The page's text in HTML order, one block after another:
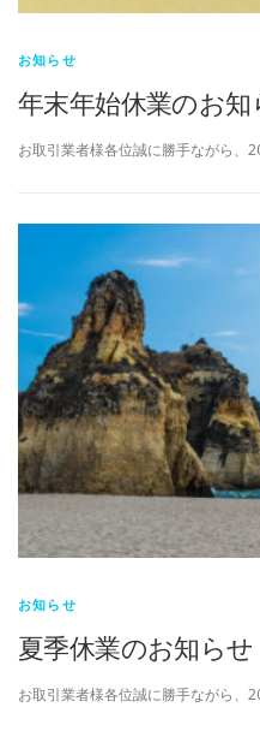
お知らせ
年末年始休業のお知
お取引業者様各位誠に勝手ながら、
お知らせ
夏季休業のお知らせ
お取引業者様各位誠に勝手ながら、